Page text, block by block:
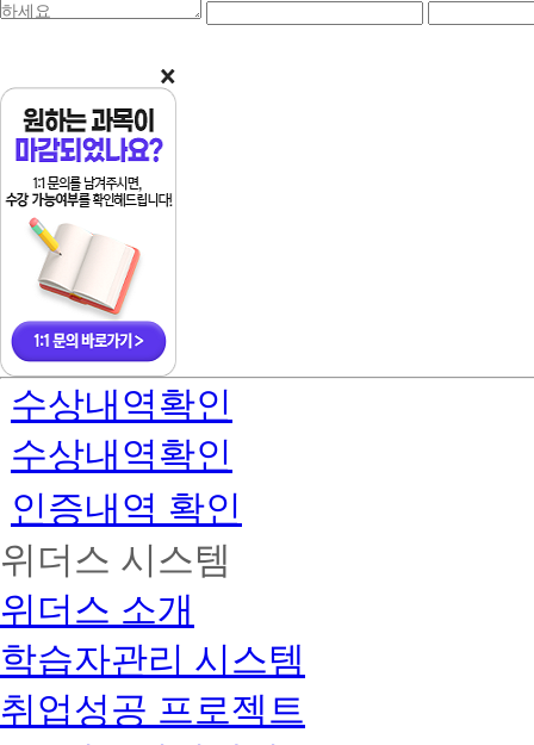
담
용
수상내역확인
수상내역확인
인증내역 확인
위더스 시스템
위더스 소개
학습자관리 시스템
취업성공 프로젝트